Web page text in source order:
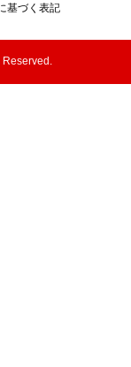
基づく表記